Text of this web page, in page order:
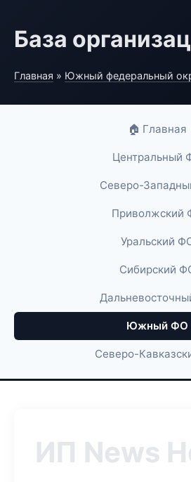
База
Главная » Южный федеральный
🏠 Главная
Центральный
Северо-
Приволжский
Уральский
Сибирский
Южный ФО
Северо-
ИП News